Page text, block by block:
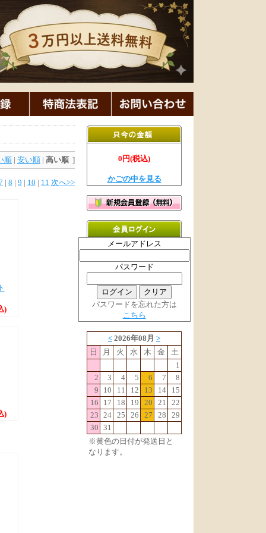
順 | 安い順 | 高い順 ]
| 8 | 9 | 10 | 11 次へ>>
)
)
0円(税込)
かごの中を見る
メールアドレス
パスワード
パスワードを忘れた方は
こちら